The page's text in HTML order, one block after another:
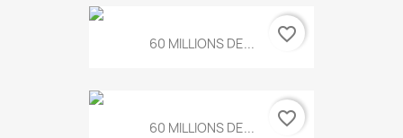
60 MILLIONS DE... favorite_border
60 MILLIONS DE... favorite_border